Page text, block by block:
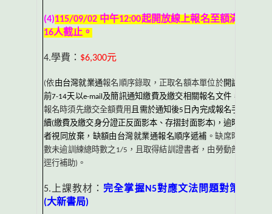
(4)115/09/02 中午12:00起開放線上報名至額滿
16人截止。
4.學費： $6,300元
(依 由台灣就業通報名順序錄取，正取名額本單位於開課
前7-14天以e-mail 及簡訊通知繳費及繳交相關報名文件 ，
報名時須先繳交全額費用 且需於通知後5 日內完成報名手
續(繳費及繳交身分證正反面影本、存摺封面影本) ，逾時
者視同放棄，缺額由台灣就業通報名順序遞補 。缺席時
數未逾訓練總時數之 1/5 ，且取得結訓證書者，由勞動部
逕行補助) 。
5.上課教材：完全掌握N5對應文法問題對策
(大新書局)